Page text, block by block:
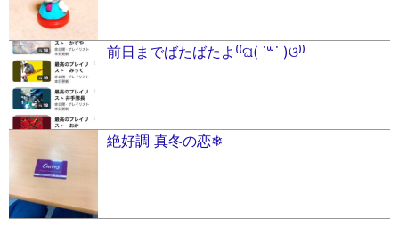
前日までばたばたよ⁽⁽ଘ( ˙꒳​˙ )ଓ⁾⁾
絶好調 真冬の恋❄︎